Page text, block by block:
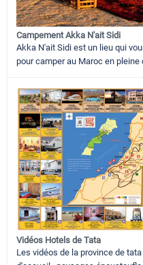
Campement Akka N'ait Sidi
Akka N'ait Sidi est un lieu qui
pour camper au Maroc en pleine
Vidéos Hotels de Tata
Les vidéos de la province de